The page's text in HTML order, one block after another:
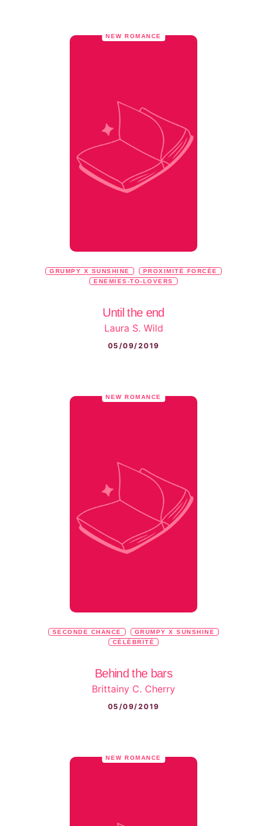
NEW ROMANCE
GRUMPY X SUNSHINE
PROXIMITÉ FORCÉE
ENEMIES-TO-LOVERS
Until the end
Laura S. Wild
05/09/2019
NEW ROMANCE
SECONDE CHANCE
GRUMPY X SUNSHINE
CÉLÉBRITÉ
Behind the bars
Brittainy C. Cherry
05/09/2019
NEW ROMANCE